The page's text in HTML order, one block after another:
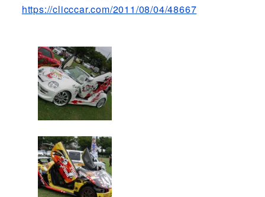
https://clicccar.com/2011/08/04/48667